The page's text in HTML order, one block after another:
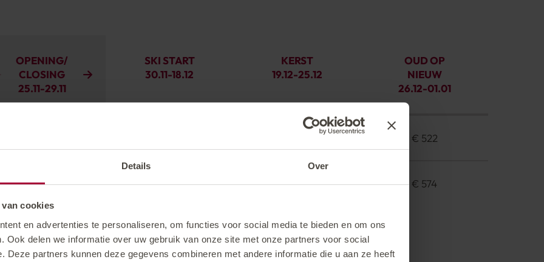
Details Over
cookies
en advertenties te personaliseren, om functies voor social media te bieden en om ons
Ook delen we informatie over uw gebruik van onze site met onze partners voor social
Deze partners kunnen deze gegevens combineren met andere informatie die u aan ze heeft
OPENING/
CLOSING
25.11-29.11
SKI START
30.11-18.12
KERST
19.12-25.12
OUD OP
NIEUW
26.12-01.01
€ 522
€ 409 € 370 € 537 € 574